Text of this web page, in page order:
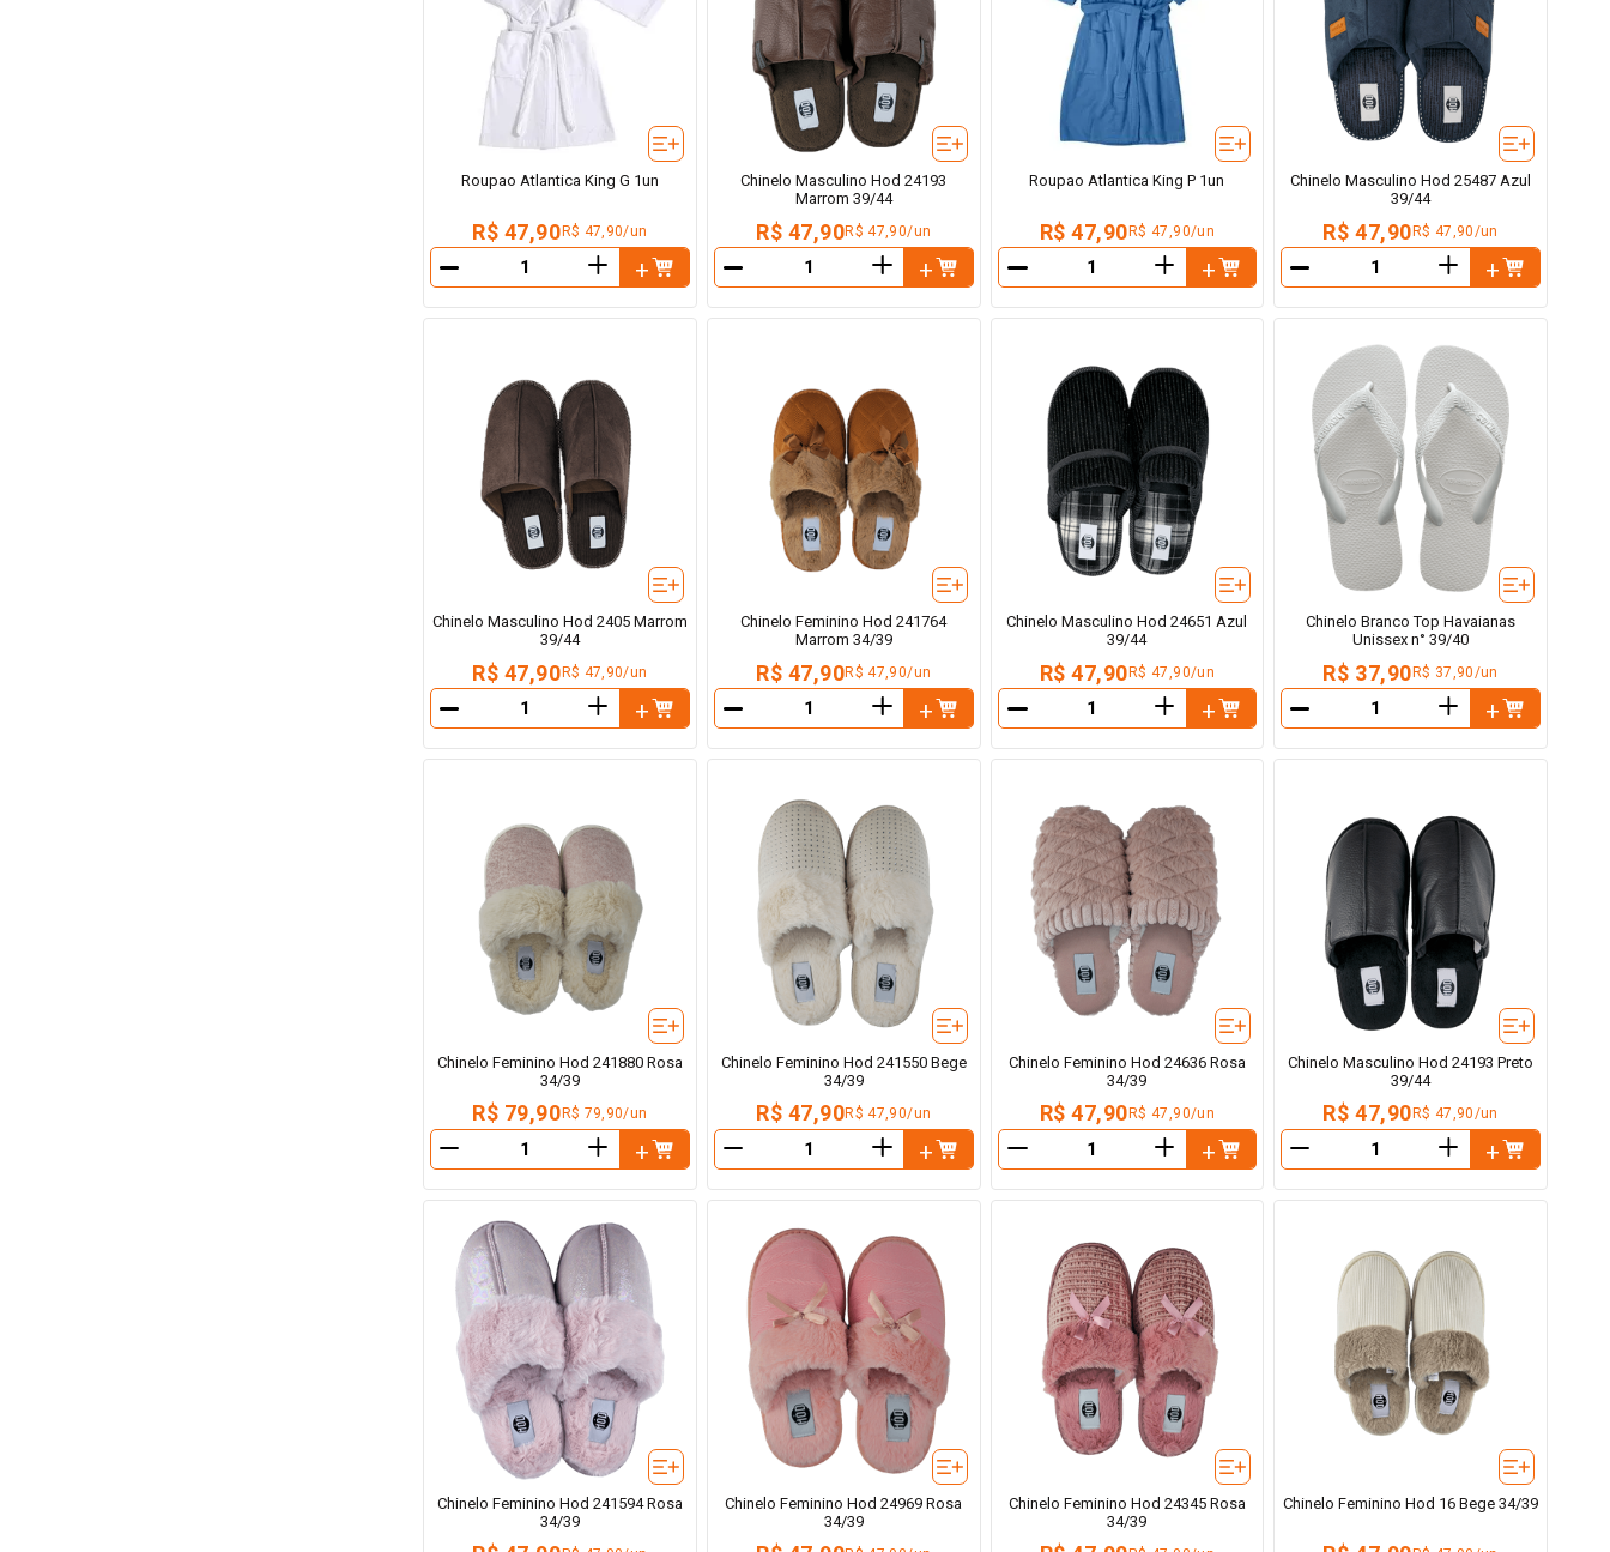
Roupao Atlantica King G 1un
R$ 47,90 R$ 47,90/un
＋
－
Chinelo Masculino Hod 24193
Marrom 39/44
R$ 47,90R$ 47,90/un
＋
－
Roupao Atlantica King P 1un
R$ 47,90R$ 47,90/un
＋
－
Chinelo Masculino Hod 25487 Azul
39/44
R$ 47,90 R$ 47,90/un
＋
－
Chinelo Masculino Hod 2405 Marrom
39/44
R$ 47,90 R$ 47,90/un
＋
－
Chinelo Feminino Hod 241764
Marrom 34/39
R$ 47,90R$ 47,90/un
＋
－
Chinelo Masculino Hod 24651 Azul
39/44
R$ 47,90R$ 47,90/un
＋
－
Chinelo Branco Top Havaianas
Unissex n° 39/40
R$ 37,90 R$ 37,90/un
＋
－
Chinelo Feminino Hod 241880 Rosa
34/39
R$ 79,90R$ 79,90/un
＋
Chinelo Feminino Hod 241550 Bege
34/39
R$ 47,90R$ 47,90/un
＋
Chinelo Feminino Hod 24636 Rosa
34/39
R$ 47,90R$ 47,90/un
＋
Chinelo Masculino Hod 24193 Preto
39/44
R$ 47,90R$ 47,90/un
＋
Chinelo Feminino Hod 241594 Rosa
34/39
Chinelo Feminino Hod 24969 Rosa
34/39
Chinelo Feminino Hod 24345 Rosa
34/39
Chinelo Feminino Hod 16 Bege 34/39